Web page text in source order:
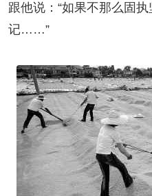
跟他说：“如果不那么固
记……”